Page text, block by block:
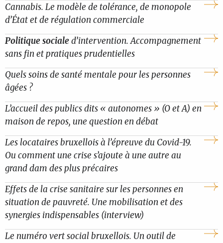
Cannabis. Le modèle de tolérance, de monopole
d’État et de régulation commerciale
Politique socialed’intervention. Accompagnement
sans fin et pratiques prudentielles
Quels soins de santé mentale pour les personnes
âgées ?
L’accueil des publics dits « autonomes » (O et A) en
maison de repos, une question en débat
Les locataires bruxellois à l’épreuve du Covid-19.
Ou comment une crise s’ajoute à une autre au
grand dam des plus précaires
Effets de la crise sanitaire sur les personnes en
situation de pauvreté. Une mobilisation et des
synergies indispensables (interview)
Le numéro vert social bruxellois. Un outil de